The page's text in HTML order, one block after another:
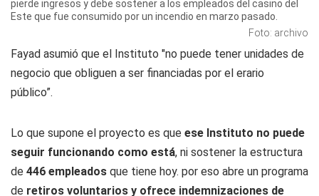
pierde ingresos y debe sostener a los empleados del casino del
Este que fue consumido por un incendio en marzo pasado.
Foto: archivo
Fayad asumió que el Instituto "no puede tener unidades de
negocio que obliguen a ser financiadas por el erario
público”.
Lo que supone el proyecto es que ese Instituto no puede
seguir funcionando como está, ni sostener la estructura
de 446 empleados que tiene hoy. por eso abre un programa
de retiros voluntarios y ofrece indemnizaciones de